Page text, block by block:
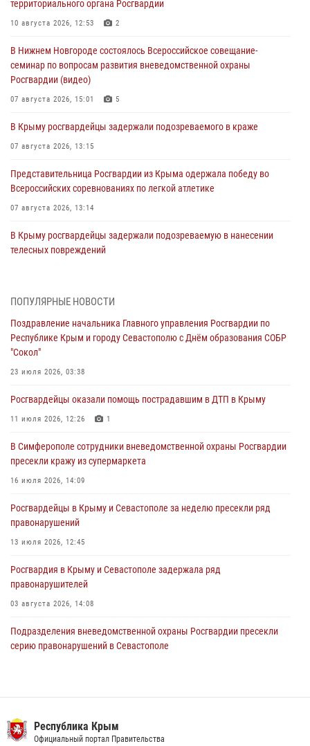
территориального органа Росгвардии
10 августа 2026, 12:53 2
В Нижнем Новгороде состоялось Всероссийское совещание-
семинар по вопросам развития вневедомственной охраны
Росгвардии (видео)
07 августа 2026, 15:01 5
В Крыму росгвардейцы задержали подозреваемого в краже
07 августа 2026, 13:15
Представительница Росгвардии из Крыма одержала победу во
Всероссийских соревнованиях по легкой атлетике
07 августа 2026, 13:14
В Крыму росгвардейцы задержали подозреваемую в нанесении
телесных повреждений
Росгвардейцы задержали нетрезвого водителя в Севастополе
Росгвардейцы в Севастополе дважды задержали крымчанина при
попытке кражи
04 августа 2026, 12:52
В Симферополе сотрудники Росгвардии задержали нетрезвого
мужчину
Росгвардия в Крыму и Севастополе задержала ряд
правонарушителей
ПОПУЛЯРНЫЕ НОВОСТИ
Поздравление начальника Главного управления Росгвардии по
Республике Крым и городу Севастополю с Днём образования СОБР
"Сокол"
23 июля 2026, 03:38
Росгвардейцы оказали помощь пострадавшим в ДТП в Крыму
11 июля 2026, 12:26 1
В Симферополе сотрудники вневедомственной охраны Росгвардии
пресекли кражу из супермаркета
16 июля 2026, 14:09
Росгвардейцы в Крыму и Севастополе за неделю пресекли ряд
правонарушений
13 июля 2026, 12:45
Росгвардия в Крыму и Севастополе задержала ряд
правонарушителей
03 августа 2026, 14:08
Подразделения вневедомственной охраны Росгвардии пресекли
серию правонарушений в Севастополе
Росгвардейцы Крыма и Севастополя отметили День Крещения Руси
Республика Крым
Официальный портал Правительства